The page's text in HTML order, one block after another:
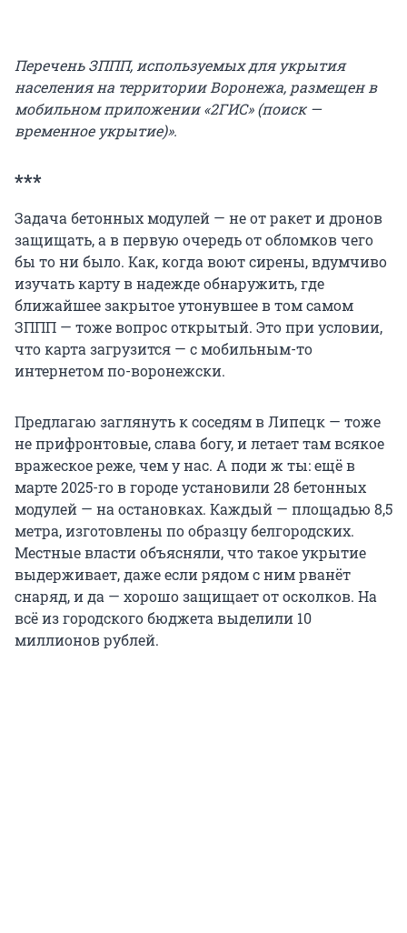
Перечень ЗППП, используемых для укрытия
населения на территории Воронежа, размещен в
мобильном приложении «2ГИС» (поиск —
временное укрытие)».
***
Задача бетонных модулей — не от ракет и дронов
защищать, а в первую очередь от обломков чего
бы то ни было. Как, когда воют сирены, вдумчиво
изучать карту в надежде обнаружить, где
ближайшее закрытое утонувшее в том самом
ЗППП — тоже вопрос открытый. Это при условии,
что карта загрузится — с мобильным-то
интернетом по-воронежски.
Предлагаю заглянуть к соседям в Липецк — тоже
не прифронтовые, слава богу, и летает там всякое
вражеское реже, чем у нас. А поди ж ты: ещё в
марте 2025-го в городе установили 28 бетонных
модулей — на остановках. Каждый — площадью 8,5
метра, изготовлены по образцу белгородских.
Местные власти объясняли, что такое укрытие
выдерживает, даже если рядом с ним рванёт
снаряд, и да — хорошо защищает от осколков. На
всё из городского бюджета выделили 10
миллионов рублей.